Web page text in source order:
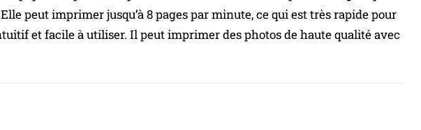
peut imprimer jusqu’à 8 pages par minute, ce qui est très rapide pour
et facile à utiliser. Il peut imprimer des photos de haute qualité avec